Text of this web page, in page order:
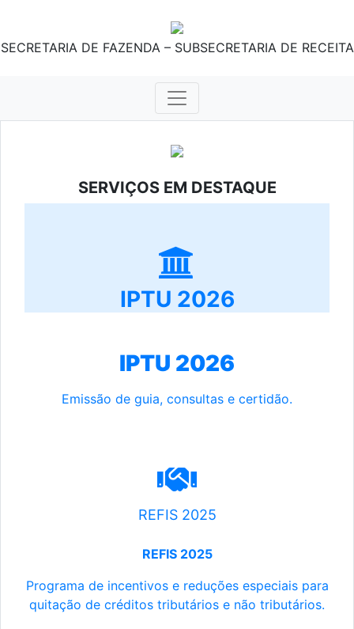
SECRETARIA DE FAZENDA – SUBSECRETARIA DE RECEITA
SERVIÇOS EM DESTAQUE
IPTU 2026
IPTU 2026
Emissão de guia, consultas e certidão.
REFIS 2025
REFIS 2025
Programa de incentivos e reduções especiais para
quitação de créditos tributários e não tributários.